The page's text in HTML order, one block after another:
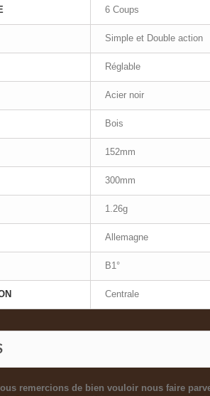
6 Coups
Simple et Double action
Réglable
Acier noir
Bois
152mm
300mm
1.26g
Allemagne
B1°
Centrale
remercions de bien vouloir nous faire